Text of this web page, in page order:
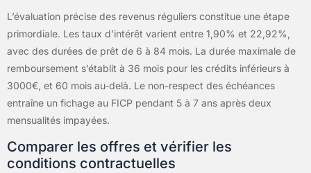
L’évaluation précise des revenus réguliers constitue une étape
primordiale. Les taux d’intérêt varient entre 1,90% et 22,92%,
avec des durées de prêt de 6 à 84 mois. La durée maximale de
remboursement s’établit à 36 mois pour les crédits inférieurs à
3000€, et 60 mois au-delà. Le non-respect des échéances
entraîne un fichage au FICP pendant 5 à 7 ans après deux
mensualités impayées.
Comparer les offres et vérifier les
conditions contractuelles